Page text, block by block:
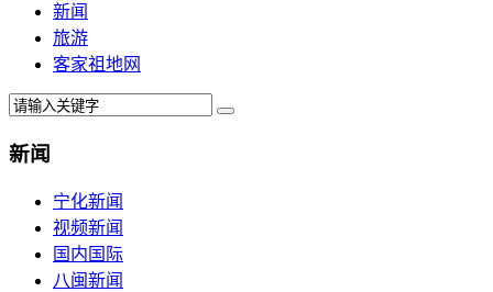
新闻
旅游
客家祖地网
新闻
宁化新闻
视频新闻
国内国际
八闽新闻